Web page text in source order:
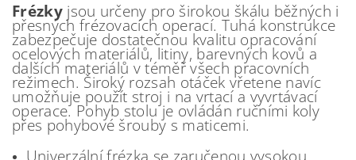
Frézkyjsou určeny pro širokou škálu běžných i
přesných frézovacích operací. Tuhá konstrukce
zabezpečuje dostatečnou kvalitu opracování
ocelových materiálů, litiny, barevných kovů a
dalších materiálů v téměř všech pracovních
režimech. Široký rozsah otáček vřetene navíc
umožňuje použít stroj i na vrtací a vyvrtávací
operace. Pohyb stolu je ovládán ručními koly
přes pohybové šrouby s maticemi.
Univerzální frézka se zaručenou vysokou